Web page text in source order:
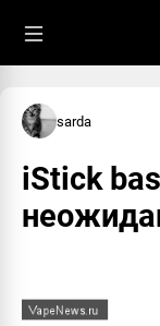
sarda
iStick